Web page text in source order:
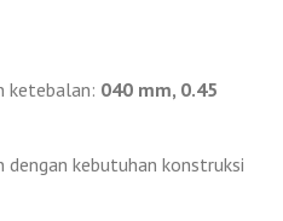
ketebalan: 040 mm, 0.45
dengan kebutuhan konstruksi